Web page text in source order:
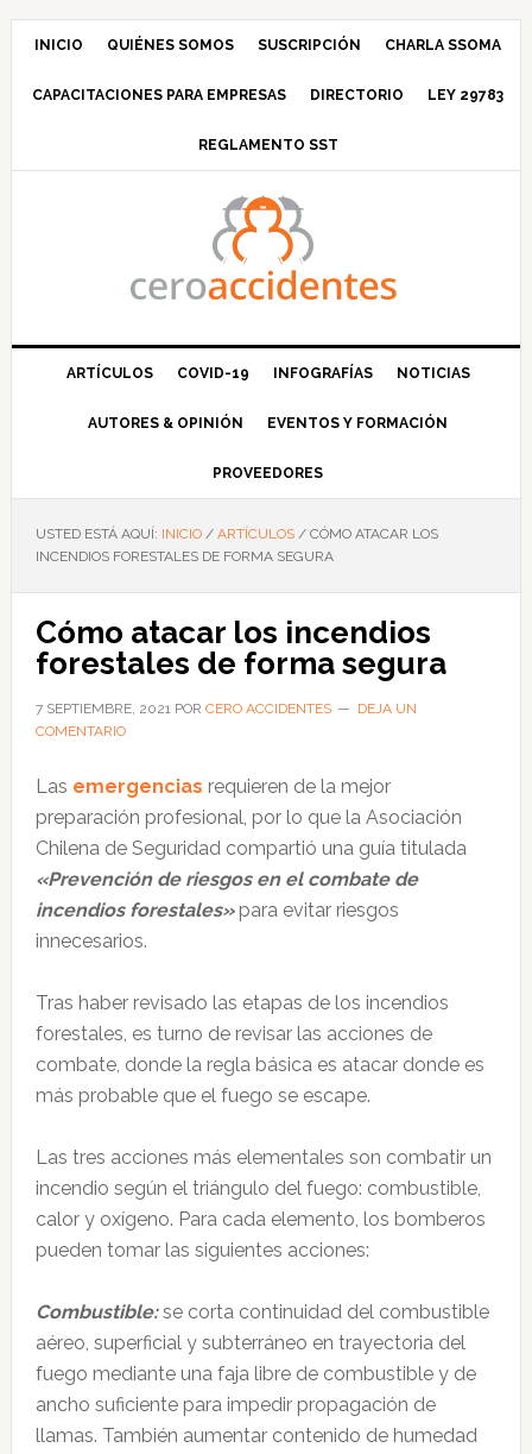
Saltar
navegación
Saltar
principal
Saltar
barra
principal
Saltar
INICIO QUIÉNES SOMOS SUSCRIPCIÓN CHARLA SSOMA
CAPACITACIONES PARA EMPRESAS DIRECTORIO LEY 29783
REGLAMENTO SST
ARTÍCULOS COVID-19 INFOGRAFÍAS NOTICIAS
AUTORES & OPINIÓN EVENTOS Y FORMACIÓN
PROVEEDORES
USTED ESTÁ AQUÍ: INICIO / ARTÍCULOS /CÓMO ATACAR LOS
INCENDIOS FORESTALES DE FORMA SEGURA
Cómo atacar los incendios
forestales de forma segura
7 SEPTIEMBRE, 2021POR CERO ACCIDENTES
DEJA UN
COMENTARIO
Las emergencias requieren de la mejor
preparación profesional, por lo que la Asociación
Chilena de Seguridad compartió una guía titulada
«Prevención de riesgos en el combate de
incendios forestales»para evitar riesgos
innecesarios.
Tras haber revisado las etapas de los incendios
forestales, es turno de revisar las acciones de
combate, donde la regla básica es atacar donde es
más probable que el fuego se escape.
Las tres acciones más elementales son combatir un
incendio según el triángulo del fuego: combustible,
calor y oxígeno. Para cada elemento, los bomberos
pueden tomar las siguientes acciones:
Combustible:se corta continuidad del combustible
aéreo, superficial y subterráneo en trayectoria del
fuego mediante una faja libre de combustible y de
ancho suficiente para impedir propagación de
llamas. También aumentar contenido de humedad